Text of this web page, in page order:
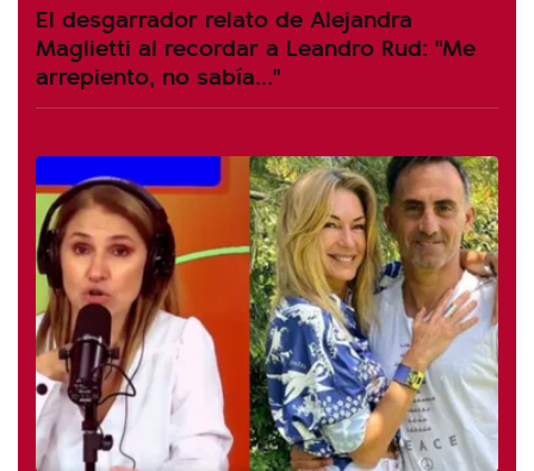
El desgarrador relato de Alejandra
Maglietti al recordar a Leandro Rud: "Me
arrepiento, no sabía..."